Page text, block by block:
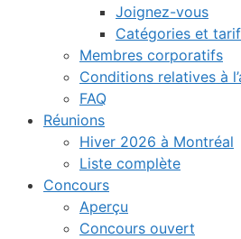
Joignez-vous
Catégories et
Membres corporatifs
Conditions relatives à
FAQ
Réunions
Hiver 2026 à Montréal
Liste complète
Concours
Aperçu
Concours ouvert